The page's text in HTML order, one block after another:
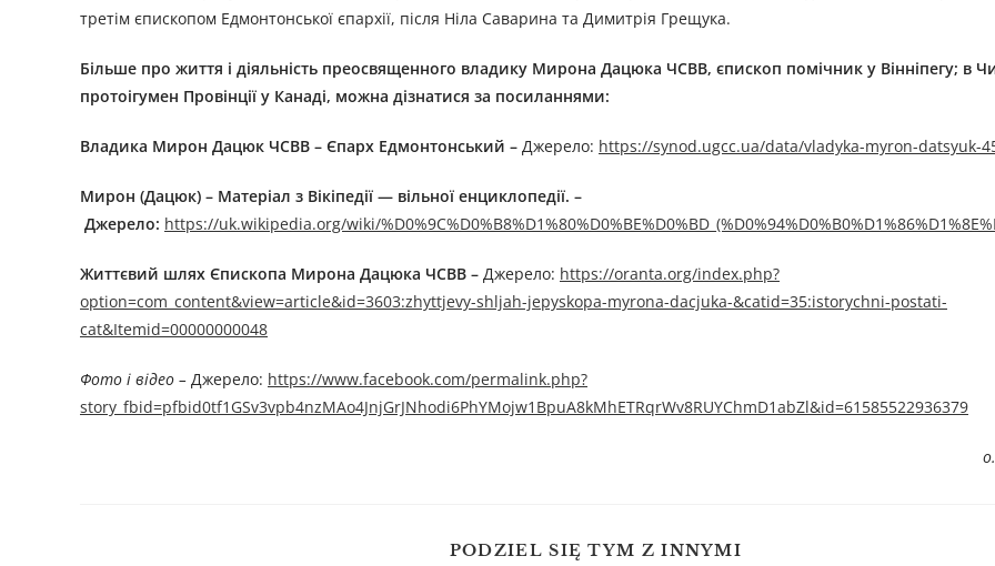
третім єпископом Едмонтонської єпархії, після Ніла Саварина та Димитрія Грещука.
Більше про життя і діяльність преосвященного владику Мирона Дацюка ЧСВВ, єпископ помічник у Вінніпегу; в
протоігумен Провінції у Канаді, можна дізнатися за посиланнями:
Владика Мирон Дацюк ЧСВВ – Єпарх Едмонтонський – Джерелo: https://synod.ugcc.ua/data/vladyka-myron-datsyuk-
Мирон (Дацюк) – Матеріал з Вікіпедії — вільної енциклопедії. –
Джерелo: https://uk.wikipedia.org/wiki/
Життєвий шлях Єпископа Мирона Дацюка ЧСВВ – Джерелo: https://oranta.org/index.php?
option=com_content&view=article&id=3603:zhyttjevy-shljah-jepyskopa-myrona-dacjuka-&catid=35:istorychni-postati-
cat&Itemid=00000000048
Фото і відео – Джерелo: https://www.facebook.com/permalink.php?
story_fbid=pfbid0tf1GSv3vpb4nzMAo4JnjGrJNhodi6PhYMojw1BpuA8kMhETRqrWv8RUYChmD1abZl&id=61585522936379
PODZIEL SIĘ TYM Z INNYMI